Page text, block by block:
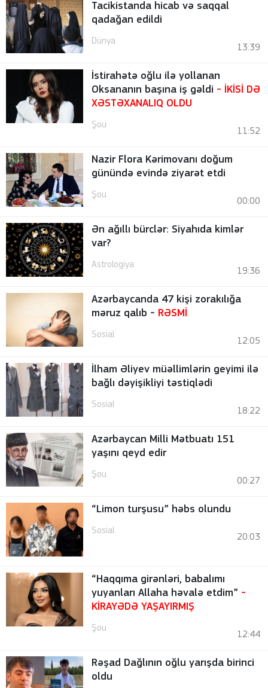
Tacikistanda hicab və saqqal
qadağan edildi
Dünya
13:39
İstirahətə oğlu ilə yollanan
Oksananın başına iş gəldi - İKİSİ DƏ
XƏSTƏXANALIQ OLDU
Şou
11:52
Nazir Flora Kərimovanı doğum
günündə evində ziyarət etdi
Şou
00:00
Ən ağıllı bürclər: Siyahıda kimlər
var?
Astrologiya
19:36
Azərbaycanda 47 kişi zorakılığa
məruz qalıb - RƏSMİ
Sosial
12:05
İlham Əliyev müəllimlərin geyimi ilə
bağlı dəyişikliyi təstiqlədi
Sosial
18:22
Azərbaycan Milli Mətbuatı 151
yaşını qeyd edir
Şou
00:27
“Limon turşusu” həbs olundu
Sosial
20:03
“Haqqıma girənləri, babalımı
yuyanları Allaha həvalə etdim” -
KİRAYƏDƏ YAŞAYIRMIŞ
Şou
12:44
Rəşad Dağlının oğlu yarışda birinci
oldu